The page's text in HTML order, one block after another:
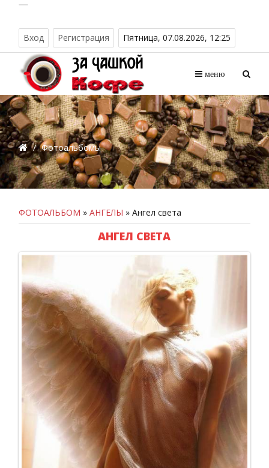
Вход Регистрация Пятница, 07.08.2026, 12:25
меню
/ Фотоальбомы
ФОТОАЛЬБОМ »АНГЕЛЫ » Ангел света
АНГЕЛ СВЕТА